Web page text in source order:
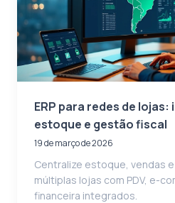
ERP para redes de
estoque e gestão fiscal
19 de março de 2026
Centralize estoque, vendas
múltiplas lojas com PDV, e-
financeira integrados.